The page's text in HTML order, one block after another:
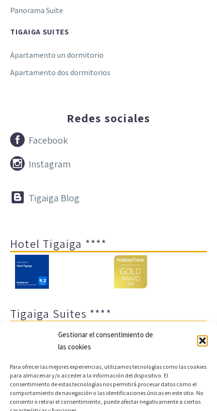
Gestionar el consentimiento de
las cookies
Para ofrecer las mejores experiencias, utilizamos tecnologías como las cookies
para almacenar y/o acceder a la información del dispositivo. El
consentimiento de estas tecnologías nos permitirá procesar datos como el
comportamiento de navegación o las identificaciones únicas en este sitio. No
consentir o retirar el consentimiento, puede afectar negativamente a ciertas
Panorama Suite
TIGAIGA SUITES
Apartamento un dormitorio
Apartamento dos dormitorios
Redes sociales

 Facebook

 Instagram

 Tigaiga Blog
Hotel Tigaiga ****
Tigaiga Suites ****
Aviso legal y política de privacidad
Transparencia